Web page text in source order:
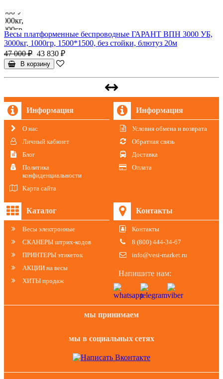
Весы платформенные беспроводные ГАРАНТ ВПН 3000 УБ,
3000кг, 1000гр, 1500*1500, без стойки, блютуз 20м
47 000 ₽ 43 830 ₽
В корзину
Информация
О нас
Личный кабинет
Блог
Политика
конфиденциальности
Карта сайта
Информация
Условия обмена и возврата
Обратная связь
Доставка
Оплата
Каталог
Весы электронные
СКАНЕРЫ штрих-кодов
ПРИНТЕРЫ этикеток
АКЦИИ на весы
ХИТЫ продаж
Контакты
Контакты
8 (800) 444-34-67
info@vesi-market.ru
Напишите нам:
мы принимаем
мы в социальных сетях